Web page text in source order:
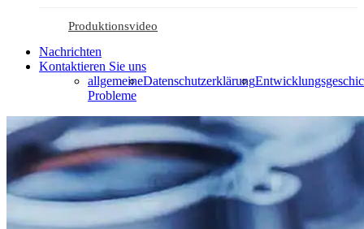
Produktionsvideo
Nachrichten
Kontaktieren Sie uns
allgemeine
Probleme
Datenschutzerklärung